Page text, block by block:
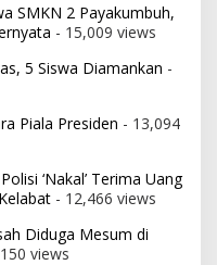
SMKN 2 Payakumbuh,
- 15,009 views
5 Siswa Diamankan -
Piala Presiden - 13,094
‘Nakal’ Terima Uang
- 12,466 views
Diduga Mesum di
views